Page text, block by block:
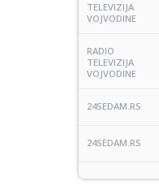
TELEVIZIJA
VOJVODINE
RADIO
TELEVIZIJA
VOJVODINE
24SEDAM.RS
24SEDAM.RS